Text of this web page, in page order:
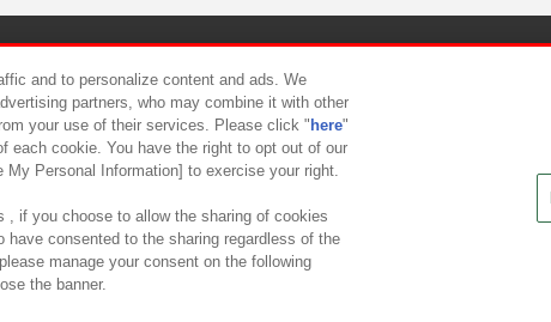
について カスタマーハラスメント対応方針
and to personalize content and ads. We
partners, who may combine it with other
your use of their services. Please click " here"
each cookie. You have the right to opt out of our
Personal Information] to exercise your right.
, if you choose to allow the sharing of cookies
have consented to the sharing regardless of the
manage your consent on the following
the banner.